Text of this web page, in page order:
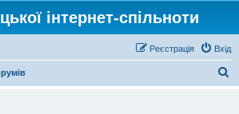
інтернет-спільноти
Вхід
Реєстрація